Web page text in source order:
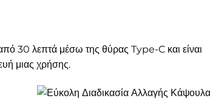
30 λεπτά μέσω της θύρας Type-C και είναι
μιας χρήσης.